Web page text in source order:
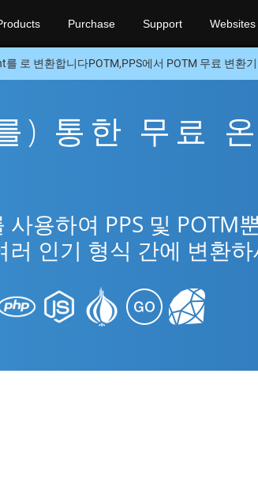
Purchase Support Websites
를 로 변환합니다POTM,PPS에서 POTM 무료 변환기
) 통한 무료
용하여 PPS 및 POTM
인기 형식 간에 변환